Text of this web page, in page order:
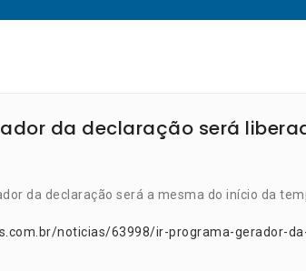
da declaração será
da declaração será a mesma do início da
noticias/63998/ir-programa-gerador-